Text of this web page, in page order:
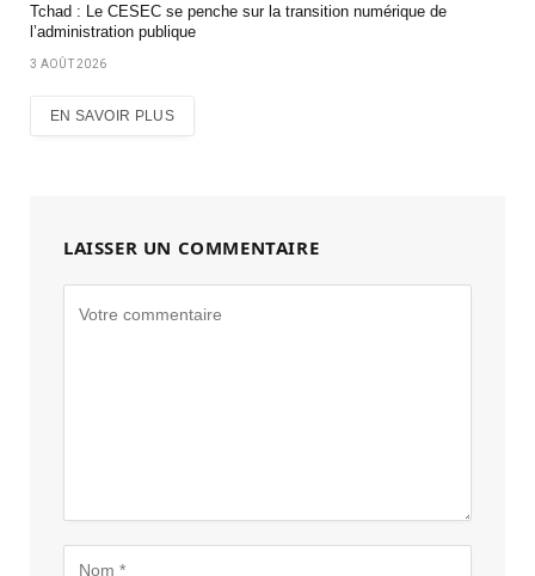
Tchad : Le CESEC se penche sur la transition numérique de
l’administration publique
3 AOÛT 2026
EN SAVOIR PLUS
LAISSER UN COMMENTAIRE